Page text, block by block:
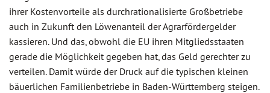
ihrer Kostenvorteile als durchrationalisierte Großbetriebe
auch in Zukunft den Löwenanteil der Agrarfördergelder
kassieren. Und das, obwohl die EU ihren Mitgliedsstaaten
gerade die Möglichkeit gegeben hat, das Geld gerechter zu
verteilen. Damit würde der Druck auf die typischen kleinen
bäuerlichen Familienbetriebe in Baden-Württemberg steigen.